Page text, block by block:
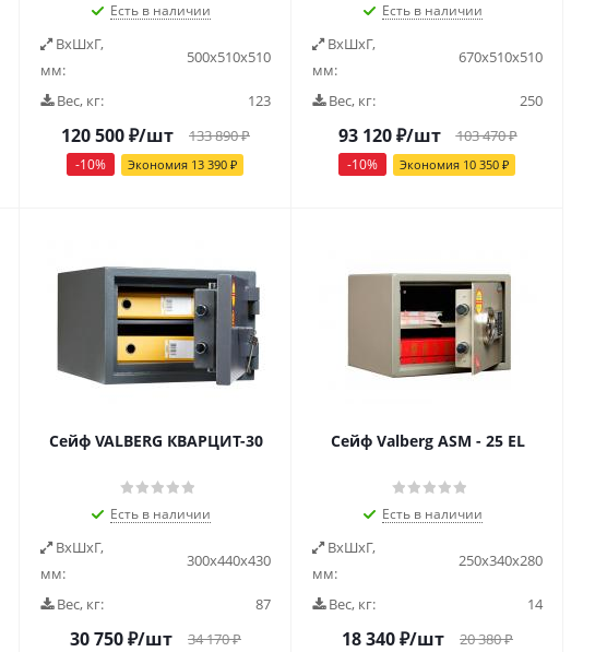
Есть в наличии
ВxШxГ,
мм:
500х510х510
Вес, кг: 123
120 500₽/шт 133 890₽
-10% Экономия 13 390 ₽
Есть в наличии
ВxШxГ,
мм:
670х510х510
Вес, кг: 250
93 120₽/шт 103 470₽
-10% Экономия 10 350 ₽
Сейф VALBERG КВАРЦИТ-30
Есть в наличии
ВxШxГ,
мм:
300х440х430
Вес, кг: 87
30 750₽/шт 34 170₽
Cейф Valberg ASM - 25 EL
Есть в наличии
ВxШxГ,
мм:
250х340х280
Вес, кг: 14
18 340₽/шт 20 380₽